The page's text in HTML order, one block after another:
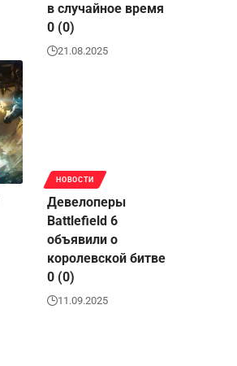
в случайное время
0 (0)
21.08.2025
НОВОСТИ
Девелоперы
Battlefield 6
объявили о
королевской битве
0 (0)
11.09.2025